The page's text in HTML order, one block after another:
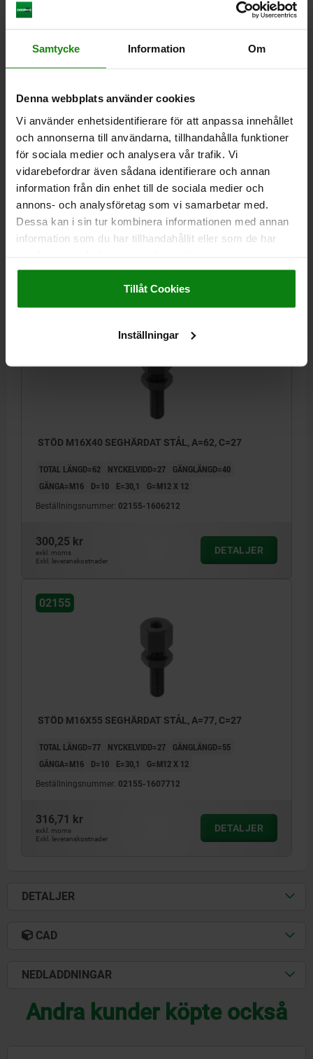
Samtycke Information Om
Denna webbplats använder cookies
Vi använder enhetsidentifierare för att anpassa innehållet
och annonserna till användarna, tillhandahålla funktioner
för sociala medier och analysera vår trafik. Vi
vidarebefordrar även sådana identifierare och annan
information från din enhet till de sociala medier och
annons- och analysföretag som vi samarbetar med.
Dessa kan i sin tur kombinera informationen med annan
information som du har tillhandahållit eller som de har
Impressum|Dataskydd|AGB
Tillåt Cookies
Inställningar
02155
STÖD M12X48 SEGHÄRDAT STÅL, A=66, C=22
TOTAL LÄNGD=66 NYCKELVIDD=22 GÄNGLÄNGD=48
GÄNGA=M12 D=7 E=24,5 G=M10 X 10
Beställningsnummer: 02155-1206610
DETALJER
STÖD M16X40 SEGHÄRDAT STÅL, A=62, C=27
TOTAL LÄNGD=62 NYCKELVIDD=27
GÄNGLÄNGD=40
GÄNGA=M16
D=10 E=30,1 G=M12 X 12
Beställningsnummer: 02155-1606212
300,25 kr
exkl. moms
Exkl. leveranskostnader
DETALJER
02155
STÖD M16X55 SEGHÄRDAT STÅL, A=77, C=27
TOTAL LÄNGD=77 NYCKELVIDD=27
GÄNGLÄNGD=55
GÄNGA=M16
D=10 E=30,1 G=M12 X 12
Beställningsnummer: 02155-1607712
316,71 kr
exkl. moms
Exkl. leveranskostnader
DETALJER
DETALJER
CAD
NEDLADDNINGAR
Andra kunder köpte också